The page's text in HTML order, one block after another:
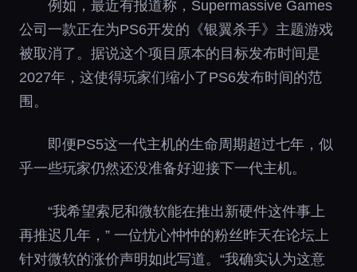
例如，最近有报道称，Supermassive Games
公司一款正在为PS6开发的《银翼杀手》主题游戏
被取消了。据说这个项目原本的目标发布时间是
2027年，这使得玩家们缩小了PS6发布时间的范
围。
即便PS5这一代主机的生命周期超过七年，似
乎一些玩家仍然还没准备好迎接下一代主机。
“我希望索尼和微软能在推出新硬件这件事上
再推迟几年，” 一位忧心忡忡的粉丝昨天在论坛上
针对微软的涨价声明如此写道。“我确实认为这意